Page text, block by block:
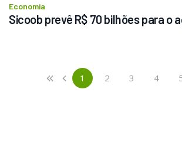
Economia
Sicoob prevê R$ 70 bilhões para o
«
First ‹
Previous 1(current)
2 3 4